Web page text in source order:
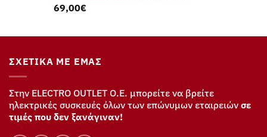
69,00€
ΣΧΕΤΙΚΆ ΜΕ ΕΜΆΣ
Στην ELECTRO OUTLET Ο.Ε. μπορείτε να βρείτε
ηλεκτρικές συσκευές όλων των επώνυμων εταιρειών σε
τιμές που δεν ξανάγιναν!